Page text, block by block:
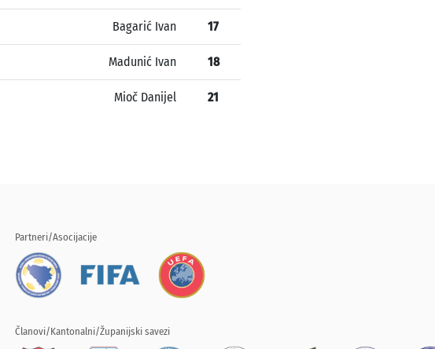
Bagarić Ivan 17
Madunić Ivan 18
Mioč Danijel 21
Partneri/Asocijacije
Članovi/Kantonalni/Županijski savezi